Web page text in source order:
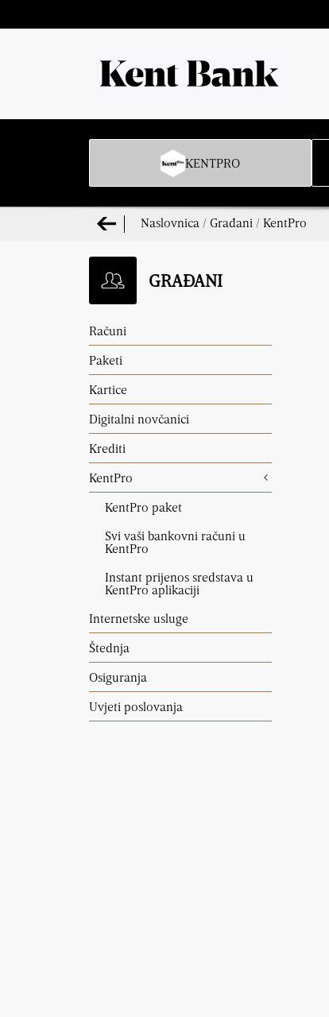
KENTPRO
Naslovnica / Građani / KentPro
GRAĐANI
Računi
Paketi
Kartice
Digitalni novčanici
Krediti
KentPro
KentPro paket
Svi vaši bankovni računi u
KentPro
Instant prijenos sredstava u
KentPro aplikaciji
Internetske usluge
Štednja
Osiguranja
Uvjeti poslovanja